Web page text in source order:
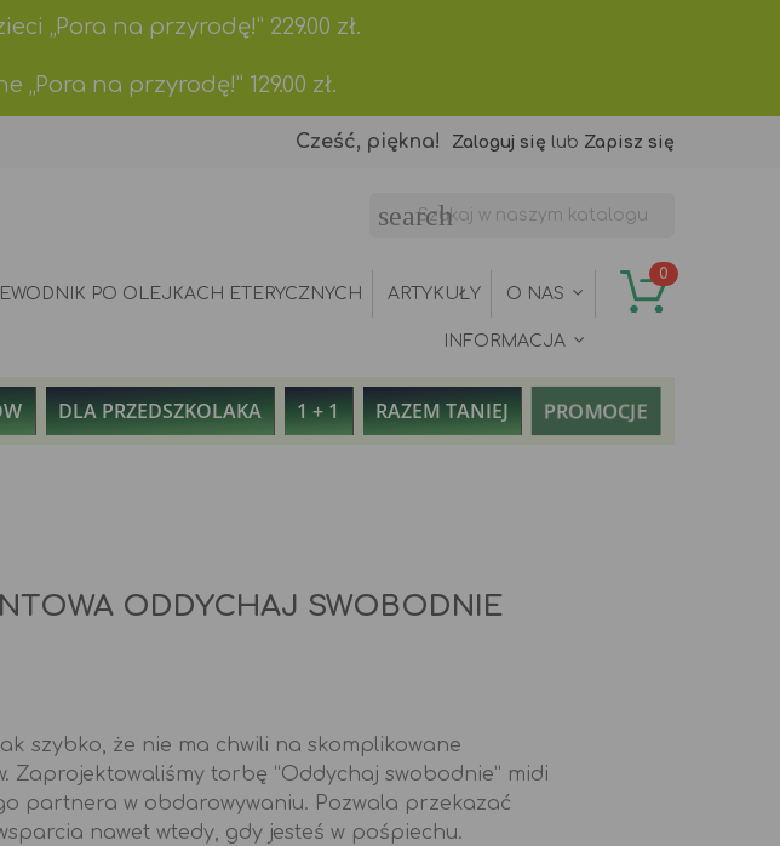
„Pora na przyrodę!” 229.00 zł.
„Pora na przyrodę!” 129.00 zł.
Cześć, piękna! Zaloguj się lub Zapisz się
search
PO OLEJKACH ETERYCZNYCH ARTYKUŁY O NAS
INFORMACJA
0
DLA PRZEDSZKOLAKA 1 + 1 RAZEM TANIEJ PROMOCJE
ODDYCHAJ SWOBODNIE
szybko, że nie ma chwili na skomplikowane
Zaprojektowaliśmy torbę “Oddychaj swobodnie” midi
partnera w obdarowywaniu. Pozwala przekazać
nawet wtedy, gdy jesteś w pośpiechu.